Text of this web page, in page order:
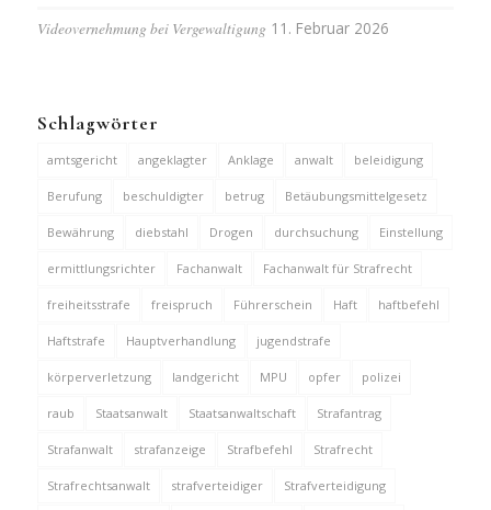
Videovernehmung bei Vergewaltigung 11. Februar 2026
Schlagwörter
amtsgericht angeklagter Anklage anwalt beleidigung
Berufung beschuldigter betrug Betäubungsmittelgesetz
Bewährung diebstahl Drogen durchsuchung Einstellung
ermittlungsrichter Fachanwalt Fachanwalt für Strafrecht
freiheitsstrafe freispruch Führerschein Haft haftbefehl
Haftstrafe Hauptverhandlung jugendstrafe
körperverletzung landgericht MPU opfer polizei
raub Staatsanwalt Staatsanwaltschaft Strafantrag
Strafanwalt strafanzeige Strafbefehl Strafrecht
Strafrechtsanwalt strafverteidiger Strafverteidigung